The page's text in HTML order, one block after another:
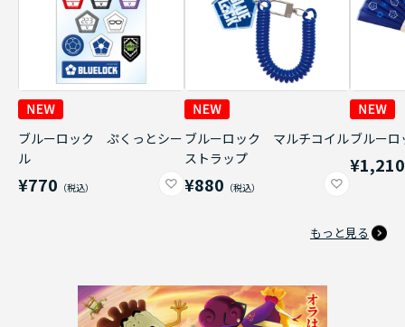
ブルーロック ぷくっとシー
ル
¥770
ブルーロック マルチコイル
ストラップ
¥880
ブルー
¥1,210
もっと見る